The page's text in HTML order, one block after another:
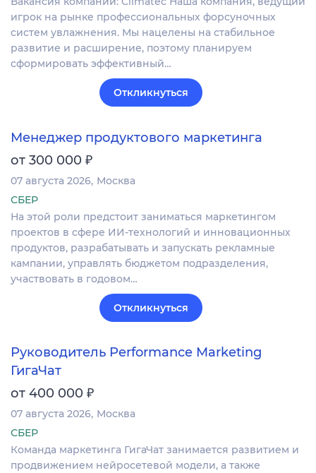
игрок на рынке профессиональных форсуночных
систем увлажнения. Мы нацелены на стабильное
развитие и расширение, поэтому планируем
сформировать эффективный…
Откликнуться
Менеджер продуктового маркетинга
от 300 000 ₽
07 августа 2026 Москва
СБЕР
На этой роли предстоит заниматься маркетингом
проектов в сфере ИИ-технологий и инновационных
продуктов, разрабатывать и запускать рекламные
кампании, управлять бюджетом подразделения,
участвовать в годовом…
Откликнуться
Руководитель Performance Marketing
ГигаЧат
от 400 000 ₽
07 августа 2026 Москва
СБЕР
Команда маркетинга ГигаЧат занимается развитием и
продвижением нейросетевой модели, а также